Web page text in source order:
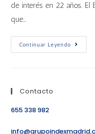
de interés en 22 años. El
que…
Continuar Leyendo
Contacto
655 338 982